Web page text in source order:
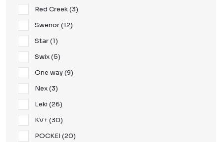
Red Creek 3
Swenor 12
Star 1
Swix 5
One way 9
Nex 3
Leki 26
KV+ 30
POCKEI 20